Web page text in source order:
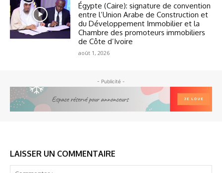
Égypte (Caire): signature de convention
entre l’Union Arabe de Construction et
du Développement Immobilier et la
Chambre des promoteurs immobiliers
de Côte d’Ivoire
août 1, 2026
- Publicité -
LAISSER UN COMMENTAIRE